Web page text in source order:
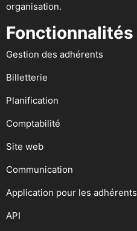
organisation.
Fonctionnalités
Gestion des adhérents
Billetterie
Planification
Comptabilité
Site web
Communication
Application pour les adhérents
API